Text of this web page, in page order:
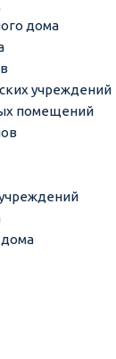
дома
учреждений
помещений
дома